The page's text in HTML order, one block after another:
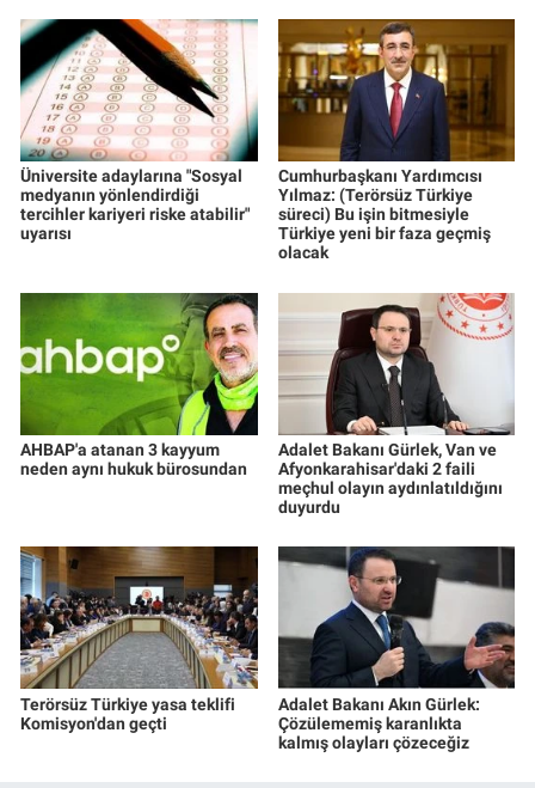
Üniversite adaylarına "Sosyal
medyanın yönlendirdiği
tercihler kariyeri riske atabilir"
uyarısı
Cumhurbaşkanı Yardımcısı
Yılmaz: (Terörsüz Türkiye
süreci) Bu işin bitmesiyle
Türkiye yeni bir faza geçmiş
olacak
AHBAP'a atanan 3 kayyum
neden aynı hukuk bürosundan
Adalet Bakanı Gürlek, Van ve
Afyonkarahisar'daki 2 faili
meçhul olayın aydınlatıldığını
duyurdu
Terörsüz Türkiye yasa teklifi
Komisyon'dan geçti
Adalet Bakanı Akın Gürlek:
Çözülememiş karanlıkta
kalmış olayları çözeceğiz